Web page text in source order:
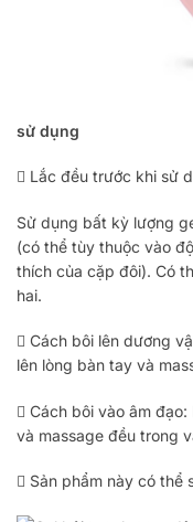
sử dụng
 Lắc đều trước khi sử
Sử dụng bất kỳ lượng
(có thể tùy thuộc vào
thích của cặp đôi). Có
hai.
 Cách bôi lên dương
lên lòng bàn tay và
 Cách bôi vào âm
và massage đều trong
 Sản phẩm này có thể